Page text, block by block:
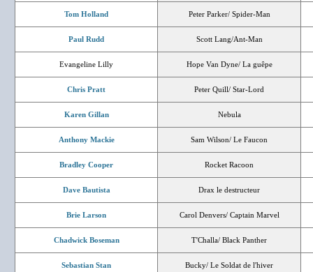
Tom Holland Peter Parker/ Spider-Man
Paul Rudd Scott Lang/Ant-Man
Evangeline Lilly Hope Van Dyne/ La guêpe
Chris Pratt Peter Quill/ Star-Lord
Karen Gillan Nebula
Anthony Mackie Sam Wilson/ Le Faucon
Bradley Cooper Rocket Racoon
Dave Bautista Drax le destructeur
Brie Larson Carol Denvers/ Captain Marvel
Chadwick Boseman T'Challa/ Black Panther
Sebastian Stan Bucky/ Le Soldat de l'hiver